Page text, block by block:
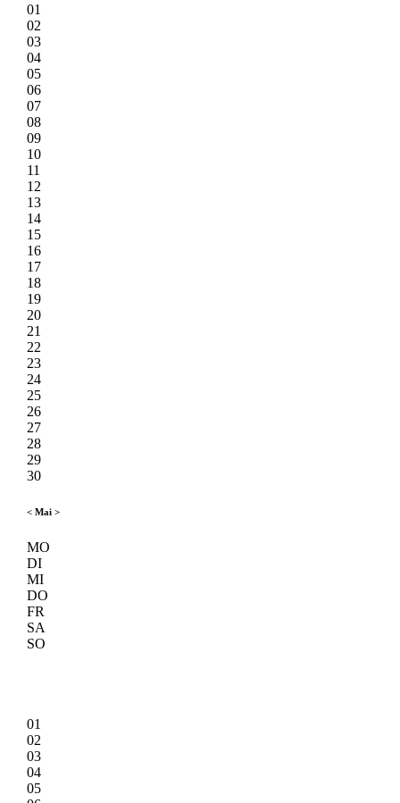
01
02
03
04
05
06
07
08
09
10
11
12
13
14
15
16
17
18
19
20
21
22
23
24
25
26
27
28
29
30
< Mai >
MO
DI
MI
DO
FR
SA
SO
01
02
03
04
05